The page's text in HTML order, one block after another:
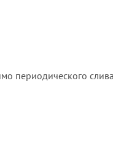
периодического